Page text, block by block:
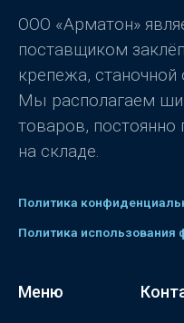
ООО «Арматон»
поставщиком
крепежа, станочной
Мы располагаем
товаров,
на складе.
Политика
Политика использования
Меню